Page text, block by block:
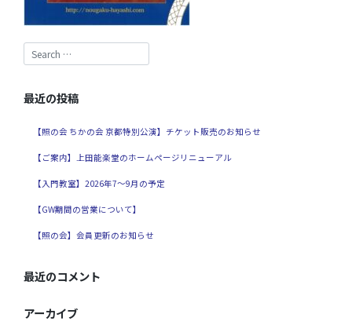
最近の投稿
【照の会 ちかの会 京都特別公演】チケット販売のお知らせ
【ご案内】上田能楽堂のホームページリニューアル
【入門教室】2026年7～9月の予定
【GW期間の営業について】
【照の会】会員更新のお知らせ
最近のコメント
アーカイブ